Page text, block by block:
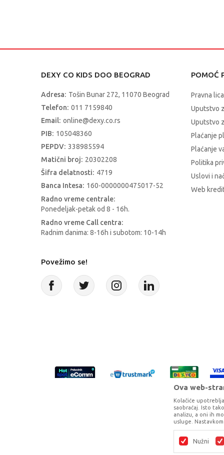
DEXY CO KIDS DOO BEOGRAD
Adresa: Tošin Bunar 272, 11070 Beograd
Telefon: 011 7159840
Email: online@dexy.co.rs
PIB: 105048360
PEPDV: 338985594
Matični broj: 20302208
Šifra delatnosti: 4719
Banca Intesa: 160-0000000475017-52
Radno vreme centrale:
Ponedeljak-petak od 8 - 16h.
Radno vreme Call centra:
Radnim danima: 8-16h i subotom: 10-14h
POMOĆ
Pravna lica
Uputstvo
Uputstvo
Plaćanje
Plaćanje
Politika
Uslovi i
Web
Povežimo se!
Proizvode na sajtu nastojimo da
potpunosti kompletni i bez
Ova web-
Kolačiće
saobraćaj. Isto
analizu, a oni ih
usluge.
Nužni